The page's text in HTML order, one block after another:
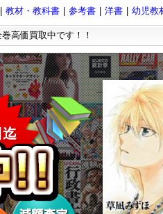
教材・教科書 参考書 洋書 幼児教
高価買取中です！！
迄